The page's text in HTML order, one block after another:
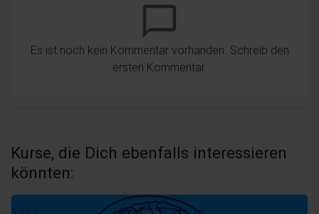
chat_bubble_outline
Es ist noch kein Kommentar vorhanden. Schreib den
ersten Kommentar.
Kurse, die Dich ebenfalls interessieren
könnten: